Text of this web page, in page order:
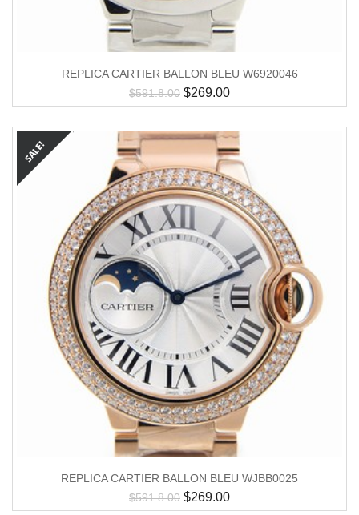
REPLICA CARTIER BALLON BLEU W6920046
$591.8.00 $269.00
REPLICA CARTIER BALLON BLEU WJBB0025
$591.8.00 $269.00